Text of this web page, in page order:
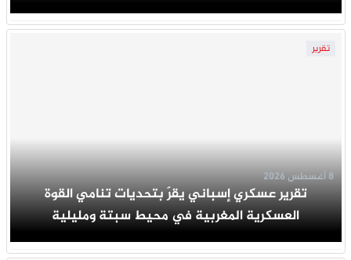
تقرير
تقرير عسكري إسباني يقرّ بتحديات تنامي القوة
العسكرية المغربية في محيط سبتة ومليلية
8 أغسطس 2026